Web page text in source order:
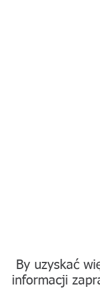
By uzyskać
informacji